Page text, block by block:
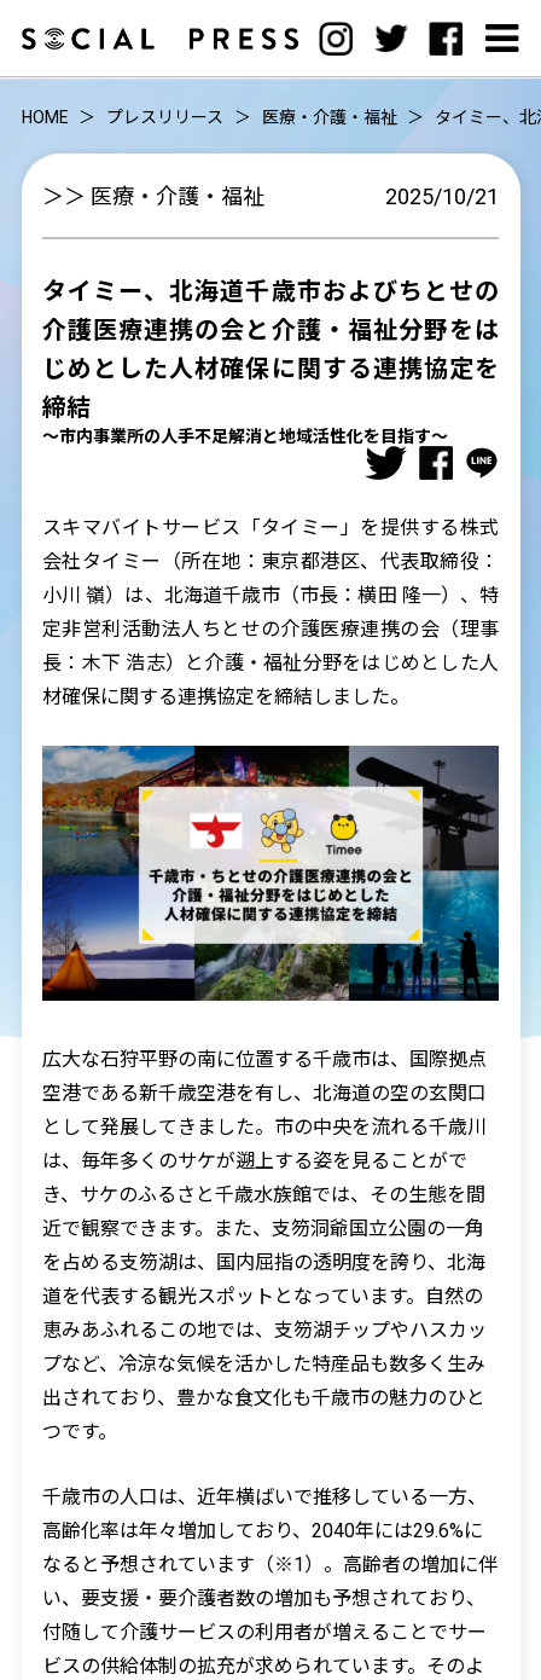
HOME プレスリリース 医療・介護・福祉 タイミー、
＞＞ 医療・介護・福祉 2025/10/21
タイミー、北海道千歳市およびちとせの
介護医療連携の会と介護・福祉分野をは
じめとした人材確保に関する連携協定を
締結
〜市内事業所の人手不足解消と地域活性化を目指す〜
スキマバイトサービス「タイミー」を提供する株式
会社タイミー（所在地：東京都港区、代表取締役：
小川 嶺）は、北海道千歳市（市長：横田 隆一）、特
定非営利活動法人ちとせの介護医療連携の会（理事
長：木下 浩志）と介護・福祉分野をはじめとした人
材確保に関する連携協定を締結しました。
広大な石狩平野の南に位置する千歳市は、国際拠点
空港である新千歳空港を有し、北海道の空の玄関口
として発展してきました。市の中央を流れる千歳川
は、毎年多くのサケが遡上する姿を見ることがで
き、サケのふるさと千歳水族館では、その生態を間
近で観察できます。また、支笏洞爺国立公園の一角
を占める支笏湖は、国内屈指の透明度を誇り、北海
道を代表する観光スポットとなっています。自然の
恵みあふれるこの地では、支笏湖チップやハスカッ
プなど、冷涼な気候を活かした特産品も数多く生み
出されており、豊かな食文化も千歳市の魅力のひと
つです。
千歳市の人口は、近年横ばいで推移している一方、
高齢化率は年々増加しており、2040年には29.6%に
なると予想されています（※1）。高齢者の増加に伴
い、要支援・要介護者数の増加も予想されており、
付随して介護サービスの利用者が増えることでサー
ビスの供給体制の拡充が求められています。そのよ